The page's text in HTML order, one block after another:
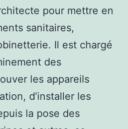
pour mettre en
sanitaires,
Il est chargé
des
les appareils
d’installer les
la pose des